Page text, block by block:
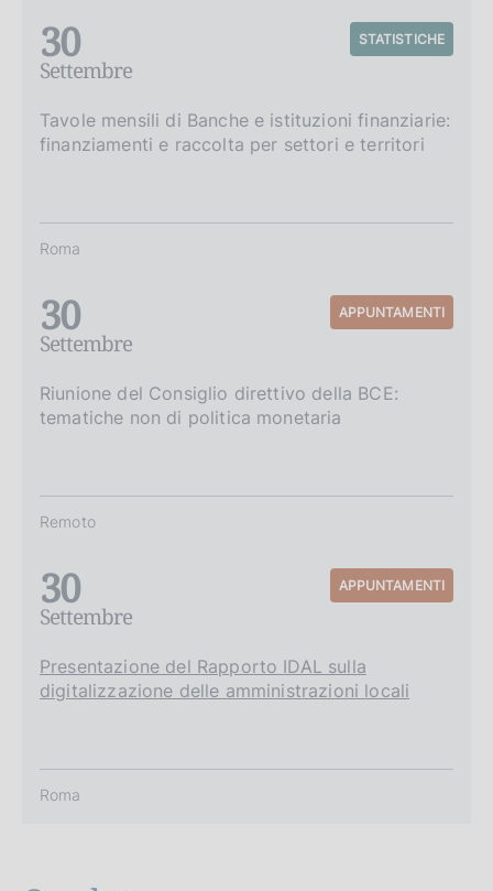
30
Settembre
STATISTICHE
Tavole mensili di Banche e istituzioni finanziarie:
finanziamenti e raccolta per settori e territori
Roma
30
Settembre
APPUNTAMENTI
Riunione del Consiglio direttivo della BCE:
tematiche non di politica monetaria
Remoto
30
Settembre
APPUNTAMENTI
Presentazione del Rapporto IDAL sulla
digitalizzazione delle amministrazioni locali
Roma